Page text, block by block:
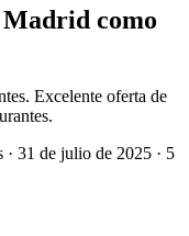
como
Excelente oferta de
· 31 de julio de 2025 · 5